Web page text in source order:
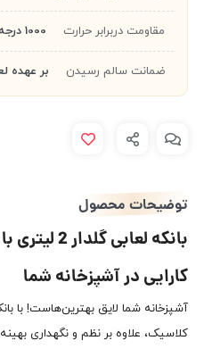
مقاومت دربرابر حرارت 1000 درجه سانتیگراد
ضمانت سالم رسیدن بر عهده
توضیحات محصول
بانکه
کارایی در آشپزخانه شما
کلاسیک، علاوه بر نظم و نگهداری بهینه